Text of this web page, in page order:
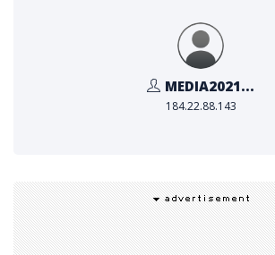
มช่วยเหลือของเครื่องมือวิเศษ!
ความยิ่งใหญ่ทางดนตรีของจักรว
า ฮอลลีวูด ในย่านไดมอนด์ ฮิลล์ ซึ่งเป็นย่
rning Red"เขินแรงแดงเป็นแพนด้า
ยือนที่บริเวณทางเข้าเมื่อก้าวเข้าไปภาย
ลิดเพลินกับเวทีแสดงดนตรีขนาดมหึมา
MEDIA2021...
184.22.88.143